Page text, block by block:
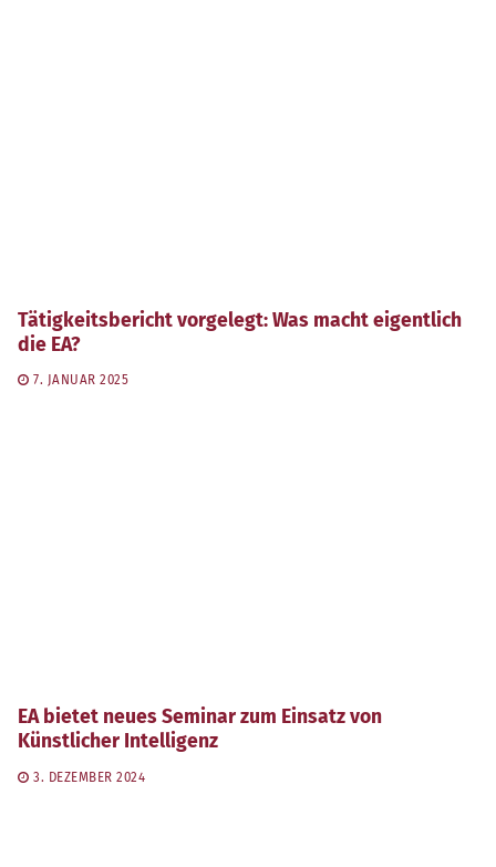
Tätigkeitsbericht vorgelegt: Was macht eigentlich
die EA?
7. JANUAR 2025
EA bietet neues Seminar zum Einsatz von
Künstlicher Intelligenz
3. DEZEMBER 2024